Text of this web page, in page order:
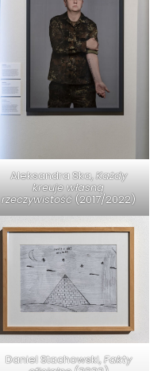
Aleksandra Ska,Każdy
kreuje własną
rzeczywistość(2017/2022)
Daniel Stachowski,Fakty